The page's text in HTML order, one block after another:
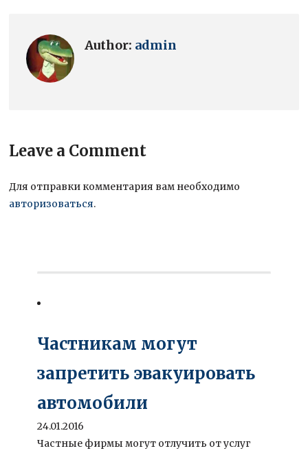
Author: admin
Leave a Comment
Для отправки комментария вам необходимо
авторизоваться.
Частникам могут
запретить эвакуировать
автомобили
24.01.2016
Частные фирмы могут отлучить от услуг